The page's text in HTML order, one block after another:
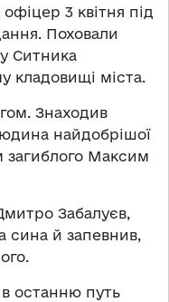
3 квітня під
Поховали
Ситника
кладовищі міста.
Знаходив
найдобрішої
загиблого Максим
Забалуєв,
сина й запевнив,
останню путь